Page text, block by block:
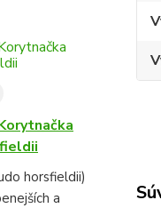
horsfieldii)
a